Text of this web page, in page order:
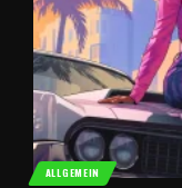
ALLGEMEIN